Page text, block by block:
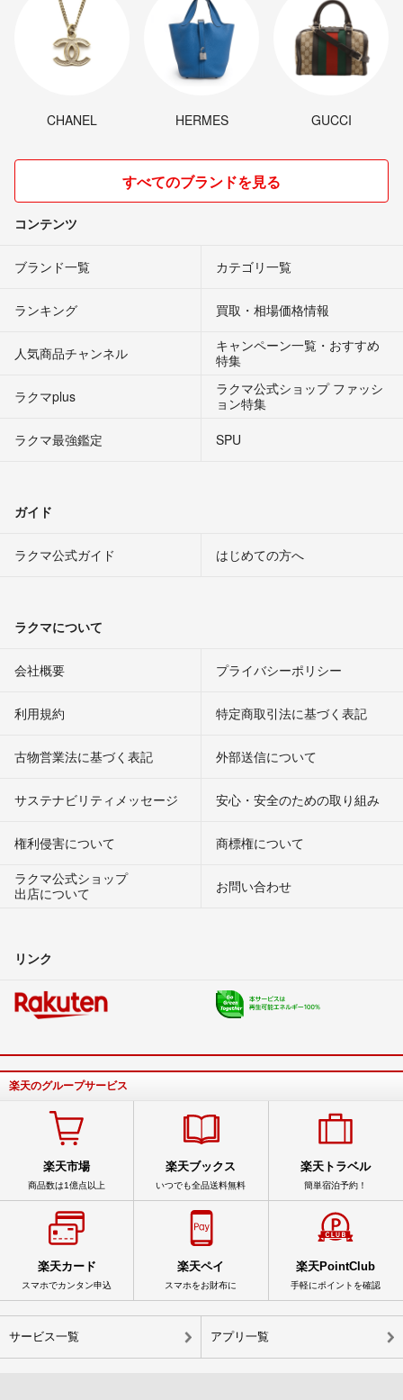
CHANEL HERMES GUCCI
すべてのブランドを見る
コンテンツ
ブランド一覧 カテゴリ一覧
ランキング 買取・相場価格情報
人気商品チャンネル
キャンペーン一覧・おすすめ
特集
ラクマplus
ラクマ公式ショップ ファッシ
ョン特集
ラクマ最強鑑定
SPU
ガイド
ラクマ公式ガイド はじめての方へ
ラクマについて
会社概要 プライバシーポリシー
利用規約 特定商取引法に基づく表記
古物営業法に基づく表記 外部送信について
サステナビリティメッセージ 安心・安全のための取り組み
権利侵害について
商標権について
ラクマ公式ショップ
出店について
お問い合わせ
リンク
楽天のグループサービス
楽天市場
商品数は1億点以上
楽天ブックス
いつでも全品送料無料
楽天トラベル
簡単宿泊予約！
楽天カード
スマホでカンタン申込
楽天ペイ
スマホをお財布に
楽天PointClub
手軽にポイントを確認
サービス一覧 アプリ一覧